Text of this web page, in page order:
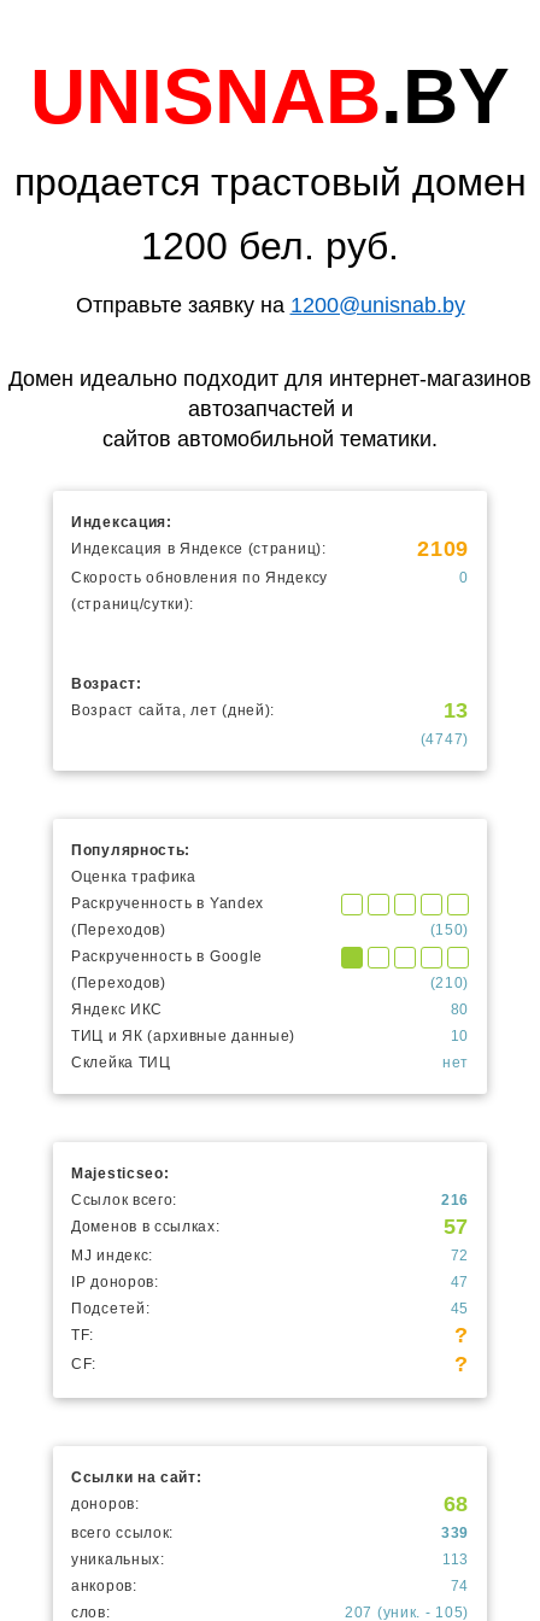
UNISNAB.BY
продается трастовый домен
1200 бел. руб.
Отправьте заявку на 1200@unisnab.by
Домен идеально подходит для интернет-магазинов
автозапчастей и
сайтов автомобильной тематики.
Индексация:
Индексация в Яндексе (страниц):
2109
Скорость обновления по Яндексу
(страниц/сутки):
0
Возраст:
Возраст сайта, лет (дней):
13
(4747)
Популярность:
Оценка трафика
Раскрученность в Yandex
(Переходов)
(150)
Раскрученность в Google
(Переходов)
(210)
Яндекс ИКС
80
ТИЦ и ЯК (архивные данные)
10
Склейка ТИЦ
нет
Majesticseo:
Ссылок всего:
216
Доменов в ссылках:
57
MJ индекс:
72
IP доноров:
47
Подсетей:
45
TF:
?
CF: ?
Ссылки на сайт:
доноров:
68
всего ссылок:
339
уникальных:
113
анкоров:
74
слов:
207 (уник. - 105)